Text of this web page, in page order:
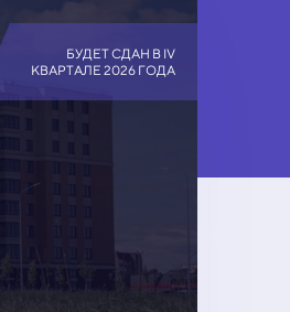
БУДЕТ СДАН В IV
КВАРТАЛЕ 2026 ГОДА